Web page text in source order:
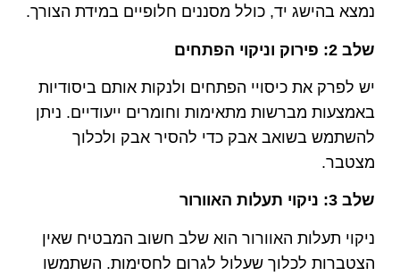
נמצא בהישג יד, כולל מסננים חלופיים במידת הצורך.
שלב 2: פירוק וניקוי הפתחים
יש לפרק את כיסויי הפתחים ולנקות אותם ביסודיות
באמצעות מברשות מתאימות וחומרים ייעודיים. ניתן
להשתמש בשואב אבק כדי להסיר אבק ולכלוך
מצטבר.
שלב 3: ניקוי תעלות האוורור
ניקוי תעלות האוורור הוא שלב חשוב המבטיח שאין
הצטברות לכלוך שעלול לגרום לחסימות. השתמשו